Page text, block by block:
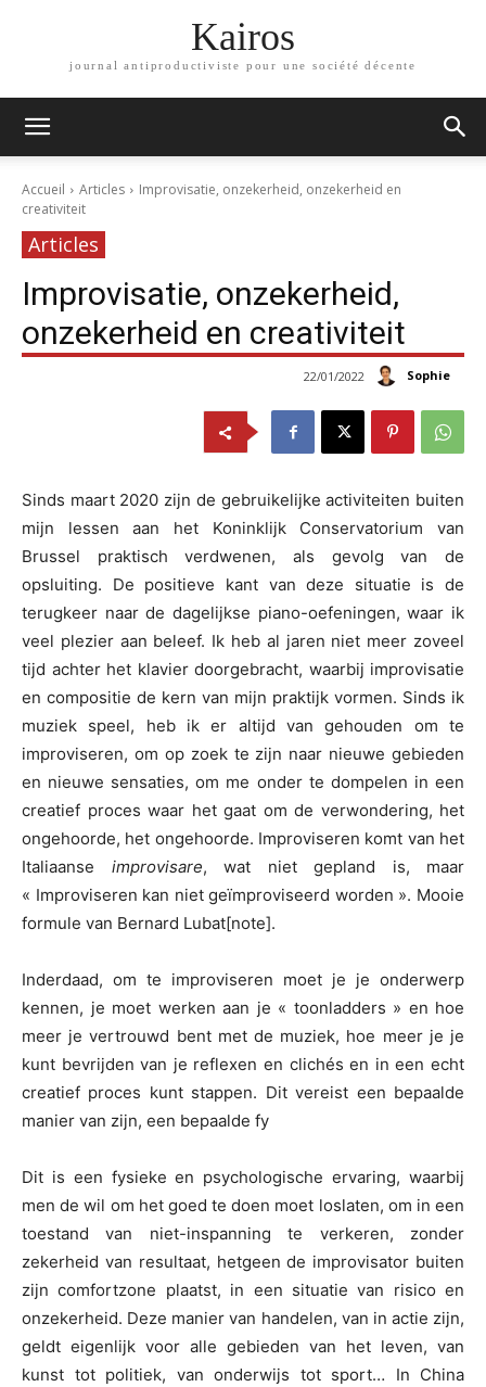
Kairos
journal antiproductiviste pour une société décente
Accueil Articles
Improvisatie, onzekerheid, onzekerheid en
creativiteit
Articles
Improvisatie, onzekerheid,
onzekerheid en creativiteit
Sophie
22/01/2022
Sinds maart 2020 zijn de gebruikelijke activiteiten buiten
mijn lessen aan het Koninklijk Conservatorium van
Brussel praktisch verdwenen, als gevolg van de
opsluiting. De positieve kant van deze situatie is de
terugkeer naar de dagelijkse piano-oefeningen, waar ik
veel plezier aan beleef. Ik heb al jaren niet meer zoveel
tijd achter het klavier doorgebracht, waarbij improvisatie
en compositie de kern van mijn praktijk vormen. Sinds ik
muziek speel, heb ik er altijd van gehouden om te
improviseren, om op zoek te zijn naar nieuwe gebieden
en nieuwe sensaties, om me onder te dompelen in een
creatief proces waar het gaat om de verwondering, het
ongehoorde, het ongehoorde. Improviseren komt van het
Italiaanse improvisare, wat niet gepland is, maar
« Improviseren kan niet geïmproviseerd worden ». Mooie
formule van Bernard Lubat[note].
Inderdaad, om te improviseren moet je je onderwerp
kennen, je moet werken aan je « toonladders » en hoe
meer je vertrouwd bent met de muziek, hoe meer je je
kunt bevrijden van je reflexen en clichés en in een echt
creatief proces kunt stappen. Dit vereist een bepaalde
manier van zijn, een bepaalde fy
Dit is een fysieke en psychologische ervaring, waarbij
men de wil om het goed te doen moet loslaten, om in een
toestand van niet-inspanning te verkeren, zonder
zekerheid van resultaat, hetgeen de improvisator buiten
zijn comfortzone plaatst, in een situatie van risico en
onzekerheid. Deze manier van handelen, van in actie zijn,
geldt eigenlijk voor alle gebieden van het leven, van
kunst tot politiek, van onderwijs tot sport… In China